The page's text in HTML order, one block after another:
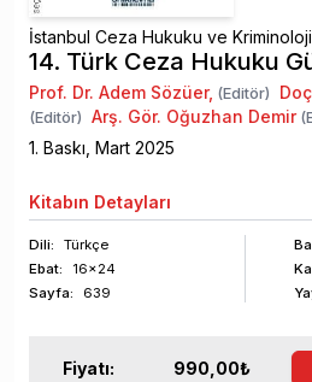
İstanbul Ceza Hukuku ve Kriminoloji
14. Türk Ceza Hukuku
Prof. Dr. Adem Sözüer, (Editör)
(Editör) Arş. Gör. Oğuzhan Demir
1. Baskı, Mart 2025
Kitabın Detayları
Dili:
Türkçe
Ebat:
16x24
Sayfa: 639
Fiyatı: 990,00₺